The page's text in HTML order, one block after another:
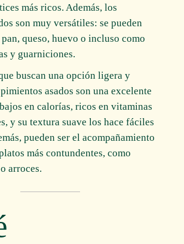
más ricos. Además, los
son muy versátiles: se pueden
queso, huevo o incluso como
y guarniciones.
buscan una opción ligera y
asados son una excelente
en calorías, ricos en vitaminas
y su textura suave los hace fáciles
pueden ser el acompañamiento
más contundentes, como
arroces.